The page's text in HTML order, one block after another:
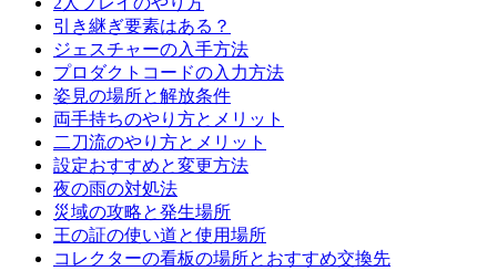
引き継ぎ要素はある？
ジェスチャーの入手方法
プロダクトコードの入力方法
姿見の場所と解放条件
両手持ちのやり方とメリット
二刀流のやり方とメリット
設定おすすめと変更方法
夜の雨の対処法
災域の攻略と発生場所
王の証の使い道と使用場所
コレクターの看板の場所とおすすめ交換先